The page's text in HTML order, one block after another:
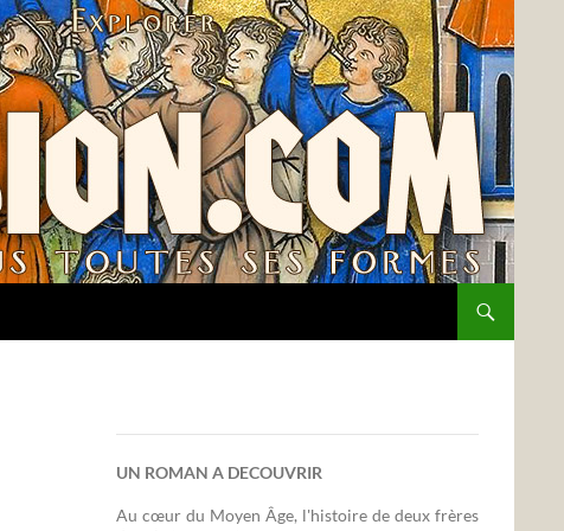
UN ROMAN A DECOUVRIR
Au cœur du Moyen Âge, l'histoire de deux frères